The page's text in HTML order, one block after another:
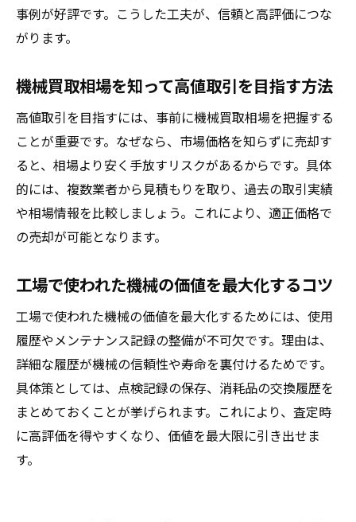
事例が好評です。こうした工夫が、信頼と高評価につな
がります。
機械買取相場を知って高値取引を目指す方法
高値取引を目指すには、事前に機械買取相場を把握する
ことが重要です。なぜなら、市場価格を知らずに売却す
ると、相場より安く手放すリスクがあるからです。具体
的には、複数業者から見積もりを取り、過去の取引実績
や相場情報を比較しましょう。これにより、適正価格で
の売却が可能となります。
工場で使われた機械の価値を最大化するコツ
工場で使われた機械の価値を最大化するためには、使用
履歴やメンテナンス記録の整備が不可欠です。理由は、
詳細な履歴が機械の信頼性や寿命を裏付けるためです。
具体策としては、点検記録の保存、消耗品の交換履歴を
まとめておくことが挙げられます。これにより、査定時
に高評価を得やすくなり、価値を最大限に引き出せま
す。